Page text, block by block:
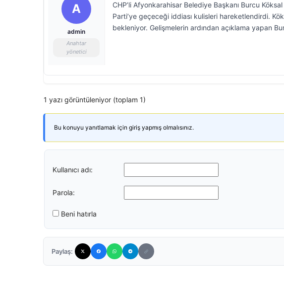
A
admin
Anahtar
yönetici
CHP’li Afyonkarahisar Belediye Başkanı Burcu
Parti’ye geçeceği iddiası kulisleri hareketlendirdi.
bekleniyor. Gelişmelerin ardından açıklama yapan
1 yazı görüntüleniyor (toplam 1)
Bu konuyu yanıtlamak için giriş yapmış olmalısınız.
Kullanıcı adı:
Parola:
Beni hatırla
Paylaş: